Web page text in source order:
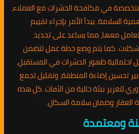
في مكافحة الحشرات مع العملاء،
السلامة. يبدأ الأمر بإجراء تقييم
معها، مما يساعد على تحديد
كما يتم وضع خطة عمل تتضمن
احتمالية ظهور الحشرات في المستقبل.
تحسين إضاءة المنطقة، وتقليل تجمع
لتعزيز بيئة خالية من الآفات. كل هذه
وضمان سلامة السكان.
ومعتمدة